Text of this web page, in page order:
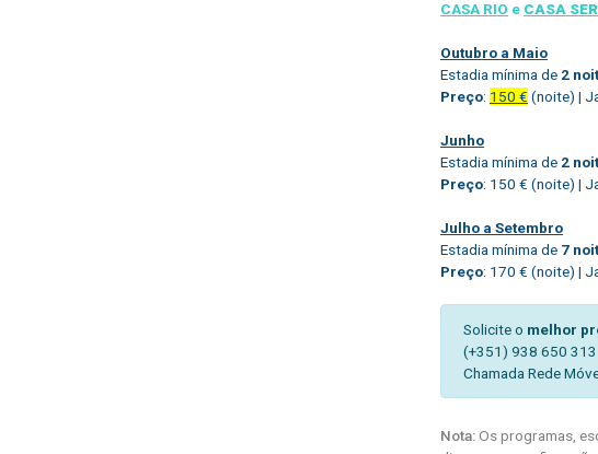
CASA RIO e CASA
Outubro a Maio
Estadia mínima de 2
Preço: 150 € (noite) |
Junho
Estadia mínima de 2
Preço: 150 € (noite) |
Julho a Setembro
Estadia mínima de 7
Preço: 170 € (noite) |
Solicite o melhor
(+351) 938 650 313
Chamada Rede
Nota:Os programas,